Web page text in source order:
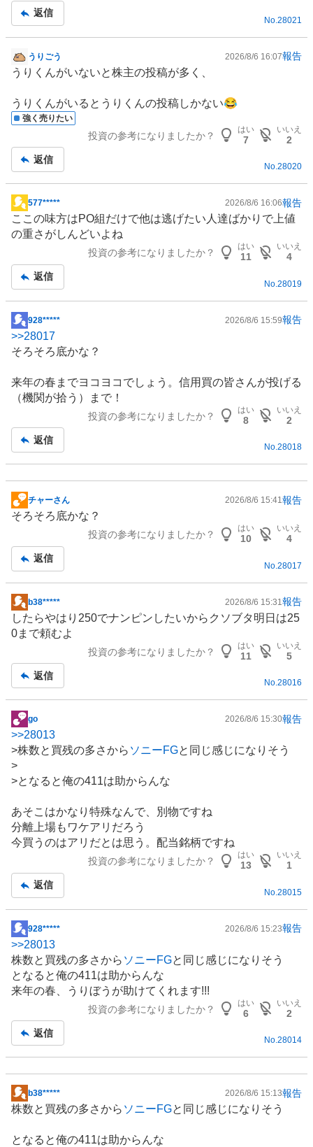
返信
No. 28021
掲
示
記
事
うりごう 2026/8/6 16:07報告
うりくんがいないと株主の投稿が多く、
うりくんがいるとうりくんの投稿しかない😂
強く売りたい
投資の参考になりましたか？
はい
7
いいえ
2
返信
No.28020
掲
示
板
577***** 2026/8/6 16:06報告
ここの味方はPO組だけで他は逃げたい人達ばかりで上値
の重さがしんどいよね
投資の参考になりましたか？
はい
11
いいえ
4
返信
No. 28019
掲
示
板
事
928***** 2026/8/6 15:59報告
>>28017
そろそろ底かな？
来年の春までヨコヨコでしょう。信用買の皆さんが投げる
（機関が拾う）まで！
投資の参考になりましたか？
はい
8
いいえ
2
返信
No.28018
掲
示
事
チャーさん 2026/8/6 15:41報告
そろそろ底かな？
投資の参考になりましたか？
はい
10
いいえ
4
返信
No. 28017
掲
示
板
b38***** 2026/8/6 15:31 報告
したらやはり250でナンピンしたいからクソブタ明日は25
0まで頼むよ
投資の参考になりましたか？
はい
11
いいえ
5
返信
No.28016
掲
示
板
記
事
go 2026/8/6 15:30報告
>>28013
>株数と買残の多さから ソニーFGと同じ感じになりそう
>
>となると俺の411は助からんな
あそこはかなり特殊なんで、別物ですね
分離上場もワケアリだろう
今買うのはアリだとは思う。配当銘柄ですね
投資の参考になりましたか？
はい
13
いいえ
1
返信
No. 28015
掲
示
板
記
事
928***** 2026/8/6 15:23報告
>>28013
株数と買残の多さから ソニーFGと同じ感じになりそう
となると俺の411は助からんな
来年の春、うりぼうが助けてくれます!!!
投資の参考になりましたか？
はい
6
いいえ
2
返信
No.28014
掲
示
b38***** 2026/8/6 15:13報告
株数と買残の多さから ソニーFGと同じ感じになりそう
となると俺の411は助からんな